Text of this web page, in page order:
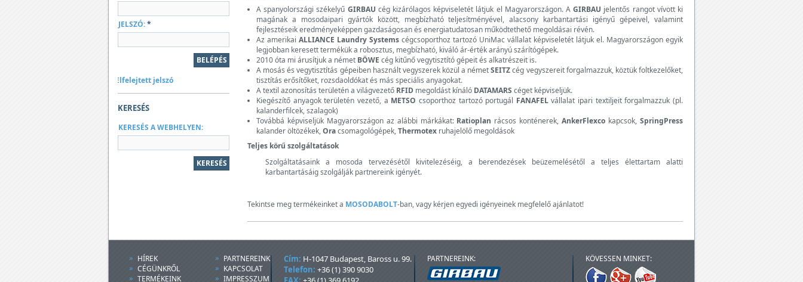
JELSZÓ:*
Elfelejtett jelszó
KERESÉS
KERESÉS A WEBHELYEN:
A spanyolországi székelyű GIRBAU cég kizárólagos képviseletét látjuk el Magyarországon. AGIRBAU jelentős rangot vívott ki
magának a mosodaipari gyártók között, megbízható teljesítményével, alacsony karbantartási igényű gépeivel, valamint
fejlesztéseik eredményeképpen gazdaságosan és energiatudatosan működtethető megoldásai révén.
Az amerikai ALLIANCE Laundry Systems cégcsoporthoz tartozó UniMac vállalat képviseletét látjuk el. Magyarországon egyik
legjobban keresett termékük a robosztus, megbízható, kiváló ár-érték arányú szárítógépek.
2010 óta mi árusítjuk a német BÖWE cég kitűnő vegytisztító gépeit és alkatrészeit is.
A mosás és vegytisztítás gépeiben használt vegyszerek közül a németSEITZcég vegyszereit forgalmazzuk, köztük foltkezelőket,
tisztítás erősítőket, rozsdaoldókat és más speciális anyagokat.
A textil azonosítás területén a világvezető RFID megoldást kínáló DATAMARS céget képviseljük.
Kiegészítő anyagok területén vezető, a METSO csoporthoz tartozó portugál FANAFELvállalat ipari textiljeit forgalmazzuk (pl.
kalanderfilcek, szalagok)
Továbbá képviseljük Magyarországon az alábbi márkákat: Ratioplan rácsos konténerek,AnkerFlexco kapcsok,SpringPress
kalander öltözékek,Oracsomagológépek,Thermotex ruhajelölő megoldások
Teljes körű szolgáltatások
Szolgáltatásaink a mosoda tervezésétől kivitelezéséig, a berendezések beüzemelésétől a teljes élettartam alatti
karbantartásáig szolgálják partnereink igényét.
Tekintse meg termékeinket a MOSODABOLT-ban, vagy kérjen egyedi igényeinek megfelelő ajánlatot!
HÍREK
CÉGÜNKRŐL
TERMÉKEINK
PARTNEREINK
KAPCSOLAT
IMPRESSZUM
Cím: H-1047 Budapest, Baross u. 99.
Telefon: +36 (1) 390 9030
PARTNEREINK: KÖVESSEN MINKET: